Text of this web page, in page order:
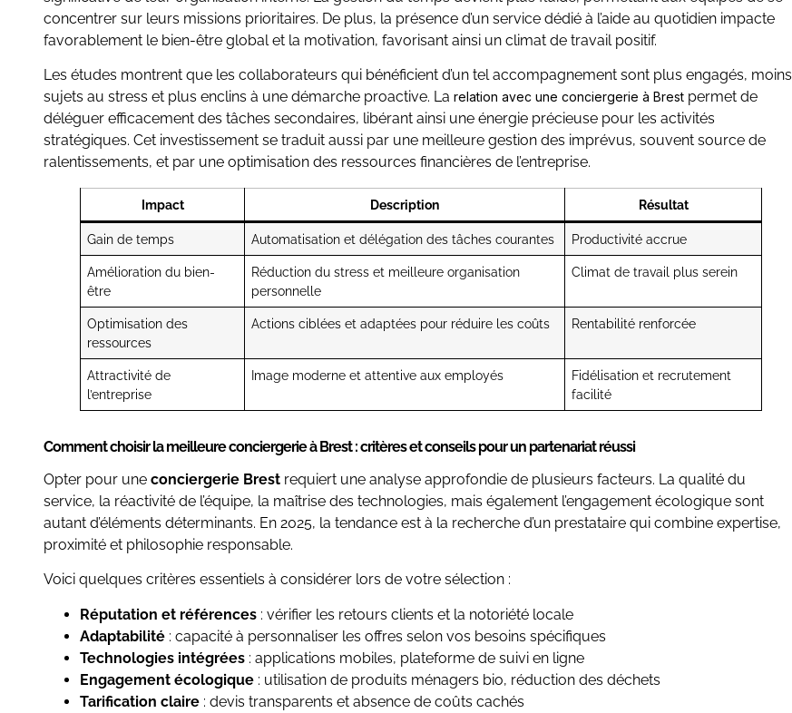
concentrer sur leurs missions prioritaires. De plus, la présence d’un service dédié à l’aide au quotidien impacte
favorablement le bien-être global et la motivation, favorisant ainsi un climat de travail positif.
Les études montrent que les collaborateurs qui bénéficient d’un tel accompagnement sont plus engagés, moins
sujets au stress et plus enclins à une démarche proactive. La relation avec une conciergerie à Brest permet de
déléguer efficacement des tâches secondaires, libérant ainsi une énergie précieuse pour les activités
stratégiques. Cet investissement se traduit aussi par une meilleure gestion des imprévus, souvent source de
ralentissements, et par une optimisation des ressources financières de l’entreprise.
Impact Description Résultat
Gain de temps Automatisation et délégation des tâches courantes Productivité accrue
Amélioration du bien-
être
Réduction du stress et meilleure organisation
personnelle
Climat de travail plus serein
Optimisation des
ressources
Actions ciblées et adaptées pour réduire les coûts Rentabilité renforcée
Attractivité de
l’entreprise
Image moderne et attentive aux employés
Fidélisation et recrutement
facilité
Comment choisir la meilleure conciergerie à Brest : critères et conseils pour un partenariat réussi
Opter pour une conciergerie Brest requiert une analyse approfondie de plusieurs facteurs. La qualité du
service, la réactivité de l’équipe, la maîtrise des technologies, mais également l’engagement écologique sont
autant d’éléments déterminants. En 2025, la tendance est à la recherche d’un prestataire qui combine expertise,
proximité et philosophie responsable.
Voici quelques critères essentiels à considérer lors de votre sélection :
Réputation et références : vérifier les retours clients et la notoriété locale
Adaptabilité : capacité à personnaliser les offres selon vos besoins spécifiques
Technologies intégrées : applications mobiles, plateforme de suivi en ligne
Engagement écologique : utilisation de produits ménagers bio, réduction des déchets
Tarification claire : devis transparents et absence de coûts cachés